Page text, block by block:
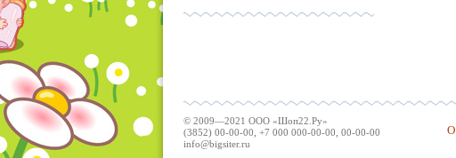
© 2009—2021 ООО «Шоп22.Ру»
(3852) 00-00-00, +7 000 000-00-00, 00-00-00
info@bigsiter.ru
О